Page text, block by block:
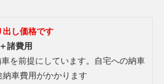
出し価格です
諸費用
を前提にしています。自宅への納車
車費用がかかります